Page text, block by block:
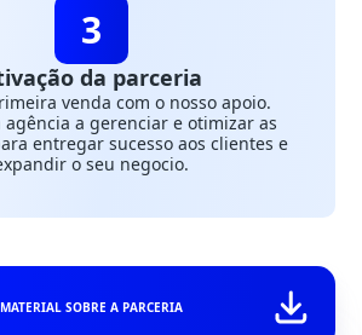
3
da parceria
venda com o nosso apoio.
agência a gerenciar e otimizar as
entregar sucesso aos clientes e
o seu negocio.
SOBRE A PARCERIA